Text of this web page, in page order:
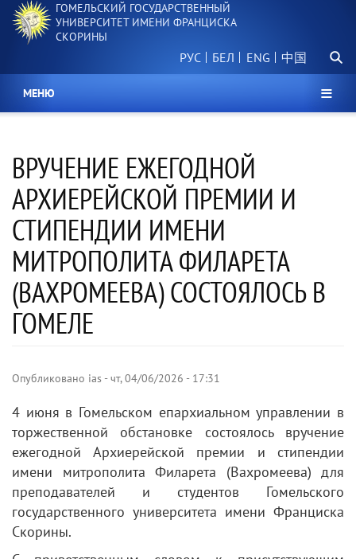
Перейти
основному
ГОМЕЛЬСКИЙ ГОСУДАРСТВЕННЫЙ
УНИВЕРСИТЕТ ИМЕНИ ФРАНЦИСКА
СКОРИНЫ
РУС БЕЛ 中国
МЕНЮ
ВРУЧЕНИЕ ЕЖЕГОДНОЙ
АРХИЕРЕЙСКОЙ ПРЕМИИ И
СТИПЕНДИИ ИМЕНИ
МИТРОПОЛИТА ФИЛАРЕТА
(ВАХРОМЕЕВА) СОСТОЯЛОСЬ В
ГОМЕЛЕ
Опубликовано ias -чт, 04/06/2026 - 17:31
4 июня в Гомельском епархиальном управлении в
торжественной обстановке состоялось вручение
ежегодной Архиерейской премии и стипендии
имени митрополита Филарета (Вахромеева) для
преподавателей и студентов Гомельского
государственного университета имени Франциска
Скорины.